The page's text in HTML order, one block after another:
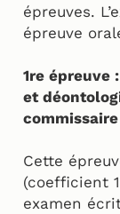
épreuves.
épreuve
1re épreuve
et
Cette
(coefficient
examen